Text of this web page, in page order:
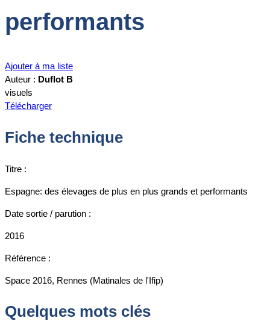
performants
Ajouter à ma liste
Auteur : Duflot B
visuels
Télécharger
Fiche technique
Titre :
Espagne: des élevages de plus en plus grands et performants
Date sortie / parution :
2016
Référence :
Space 2016, Rennes (Matinales de l'Ifip)
Quelques mots clés